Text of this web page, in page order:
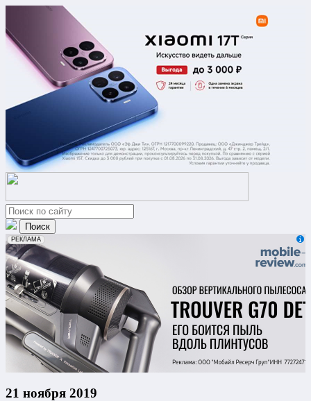
erid: 2VfnxxmNzs5
РЕКЛАМА
21 ноября 2019